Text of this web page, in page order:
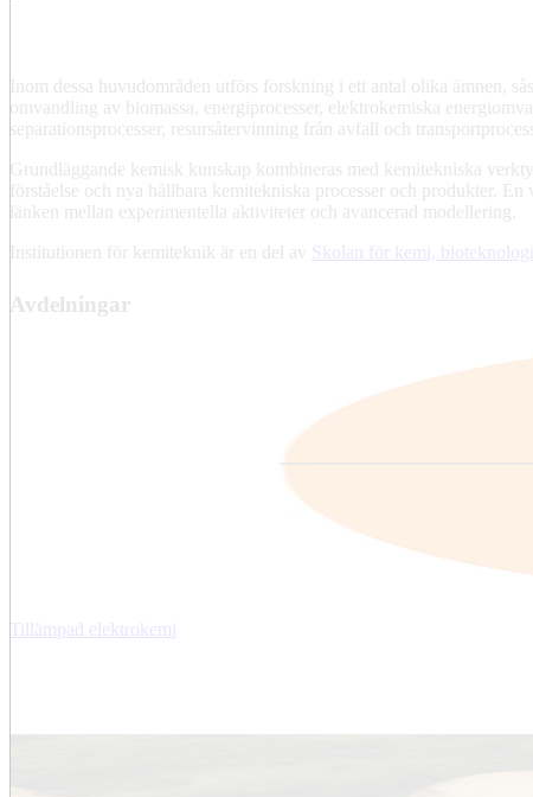
Inom dessa huvudområden utförs forskning i ett antal olika ämnen,
omvandling av biomassa, energiprocesser, elektrokemiska
separationsprocesser, resursåtervinning från avfall och
Grundläggande kemisk kunskap kombineras med kemitekniska
förståelse och nya hållbara kemitekniska processer och produkter. En
länken mellan experimentella aktiviteter och avancerad modellering.
Institutionen för kemiteknik är en del av Skolan för kemi,
Avdelningar
Tillämpad elektrokemi